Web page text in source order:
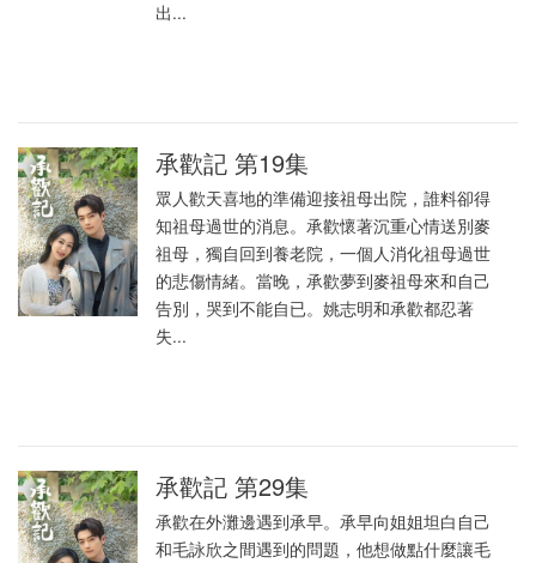
出...
承歡記 第19集
眾人歡天喜地的準備迎接祖母出院，誰料卻得
知祖母過世的消息。承歡懷著沉重心情送別麥
祖母，獨自回到養老院，一個人消化祖母過世
的悲傷情緒。當晚，承歡夢到麥祖母來和自己
告別，哭到不能自已。姚志明和承歡都忍著
失...
承歡記 第29集
承歡在外灘邊遇到承早。承早向姐姐坦白自己
和毛詠欣之間遇到的問題，他想做點什麼讓毛